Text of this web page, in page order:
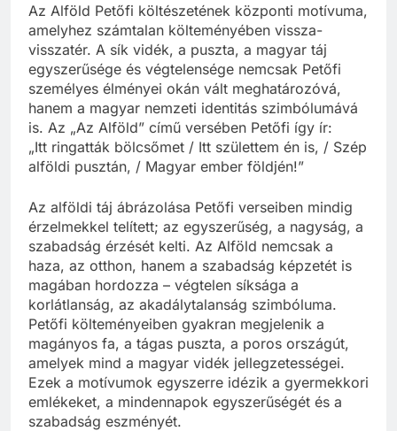
Az Alföld Petőfi költészetének központi motívuma,
amelyhez számtalan költeményében vissza-
visszatér. A sík vidék, a puszta, a magyar táj
egyszerűsége és végtelensége nemcsak Petőfi
személyes élményei okán vált meghatározóvá,
hanem a magyar nemzeti identitás szimbólumává
is. Az „Az Alföld” című versében Petőfi így ír:
„Itt ringatták bölcsőmet / Itt születtem én is, / Szép
alföldi pusztán, / Magyar ember földjén!”
Az alföldi táj ábrázolása Petőfi verseiben mindig
érzelmekkel telített; az egyszerűség, a nagyság, a
szabadság érzését kelti. Az Alföld nemcsak a
haza, az otthon, hanem a szabadság képzetét is
magában hordozza – végtelen síksága a
korlátlanság, az akadálytalanság szimbóluma.
Petőfi költeményeiben gyakran megjelenik a
magányos fa, a tágas puszta, a poros országút,
amelyek mind a magyar vidék jellegzetességei.
Ezek a motívumok egyszerre idézik a gyermekkori
emlékeket, a mindennapok egyszerűségét és a
szabadság eszményét.